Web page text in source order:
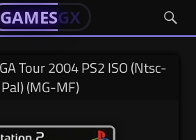
GAMESGX
Tour 2004 PS2 ISO (Ntsc-
Pal) (MG-MF)